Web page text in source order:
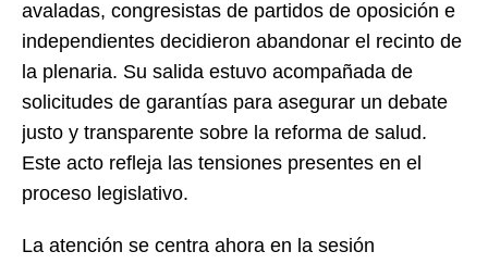
avaladas, congresistas de partidos de oposición e
independientes decidieron abandonar el recinto de
la plenaria. Su salida estuvo acompañada de
solicitudes de garantías para asegurar un debate
justo y transparente sobre la reforma de salud.
Este acto refleja las tensiones presentes en el
proceso legislativo.
La atención se centra ahora en la sesión